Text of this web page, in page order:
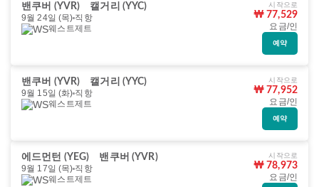
밴쿠버 (YVR)
캘거리 (YYC)
9월 24일 (목) 직항
웨스트제트
시작으로
₩ 77,529
요금/인
예약
밴쿠버 (YVR)
캘거리 (YYC)
9월 15일 (화) 직항
웨스트제트
시작으로
₩ 77,952
요금/인
예약
에드먼턴 (YEG)
밴쿠버 (YVR)
9월 17일 (목) 직항
웨스트제트
시작으로
₩ 78,973
요금/인